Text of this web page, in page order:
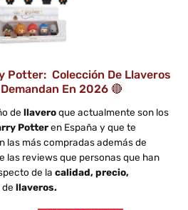
Potter: Colección De Llaveros
En 2026 🔴
de llaveroque actualmente son los
Potteren España y que te
las más compradas además de
las reviews que personas que han
de la calidad, precio,
llaveros.